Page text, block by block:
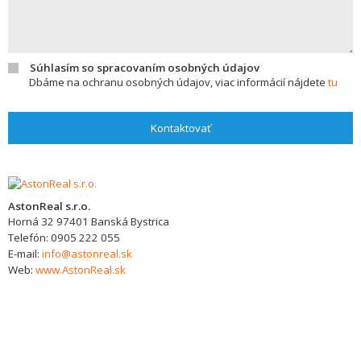
Súhlasím so spracovaním osobných údajov
Dbáme na ochranu osobných údajov, viac informácií nájdete tu
Kontaktovať
AstonReal s.r.o.
Horná 32 97401 Banská Bystrica
Telefón: 0905 222 055
E-mail: info@astonreal.sk
Web: www.AstonReal.sk